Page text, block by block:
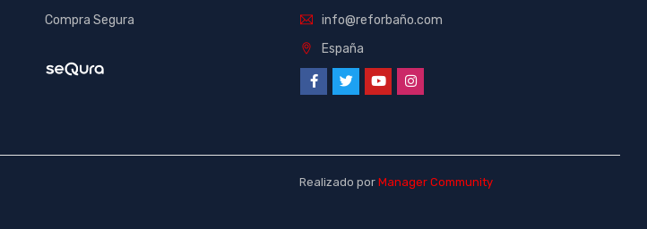
Compra Segura
info@reforbaño.com
España
Realizado por Manager Community